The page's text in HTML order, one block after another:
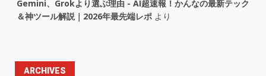
Gemini、Grokより選ぶ理由 - AI超速報！かんなの最新テック
＆神ツール解説｜2026年最先端レポ より
ARCHIVES